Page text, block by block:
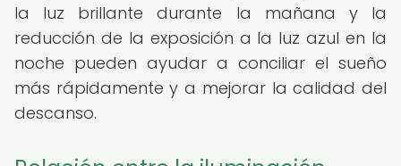
la luz brillante durante la mañana y la
reducción de la exposición a la luz azul en la
noche pueden ayudar a conciliar el sueño
más rápidamente y a mejorar la calidad del
descanso.